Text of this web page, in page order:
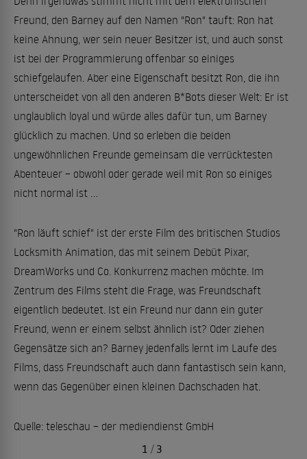
Freund, den Barney auf den Namen "Ron" tauft: Ron hat
keine Ahnung, wer sein neuer Besitzer ist, und auch sonst
ist bei der Programmierung offenbar so einiges
schiefgelaufen. Aber eine Eigenschaft besitzt Ron, die ihn
unterscheidet von all den anderen B*Bots dieser Welt: Er ist
unglaublich loyal und würde alles dafür tun, um Barney
glücklich zu machen. Und so erleben die beiden
ungewöhnlichen Freunde gemeinsam die verrücktesten
Abenteuer – obwohl oder gerade weil mit Ron so einiges
nicht normal ist ...
"Ron läuft schief" ist der erste Film des britischen Studios
Locksmith Animation, das mit seinem Debüt Pixar,
DreamWorks und Co. Konkurrenz machen möchte. Im
Zentrum des Films steht die Frage, was Freundschaft
eigentlich bedeutet. Ist ein Freund nur dann ein guter
Freund, wenn er einem selbst ähnlich ist? Oder ziehen
Gegensätze sich an? Barney jedenfalls lernt im Laufe des
Films, dass Freundschaft auch dann fantastisch sein kann,
wenn das Gegenüber einen kleinen Dachschaden hat.
Quelle: teleschau – der mediendienst GmbH
1 / 3